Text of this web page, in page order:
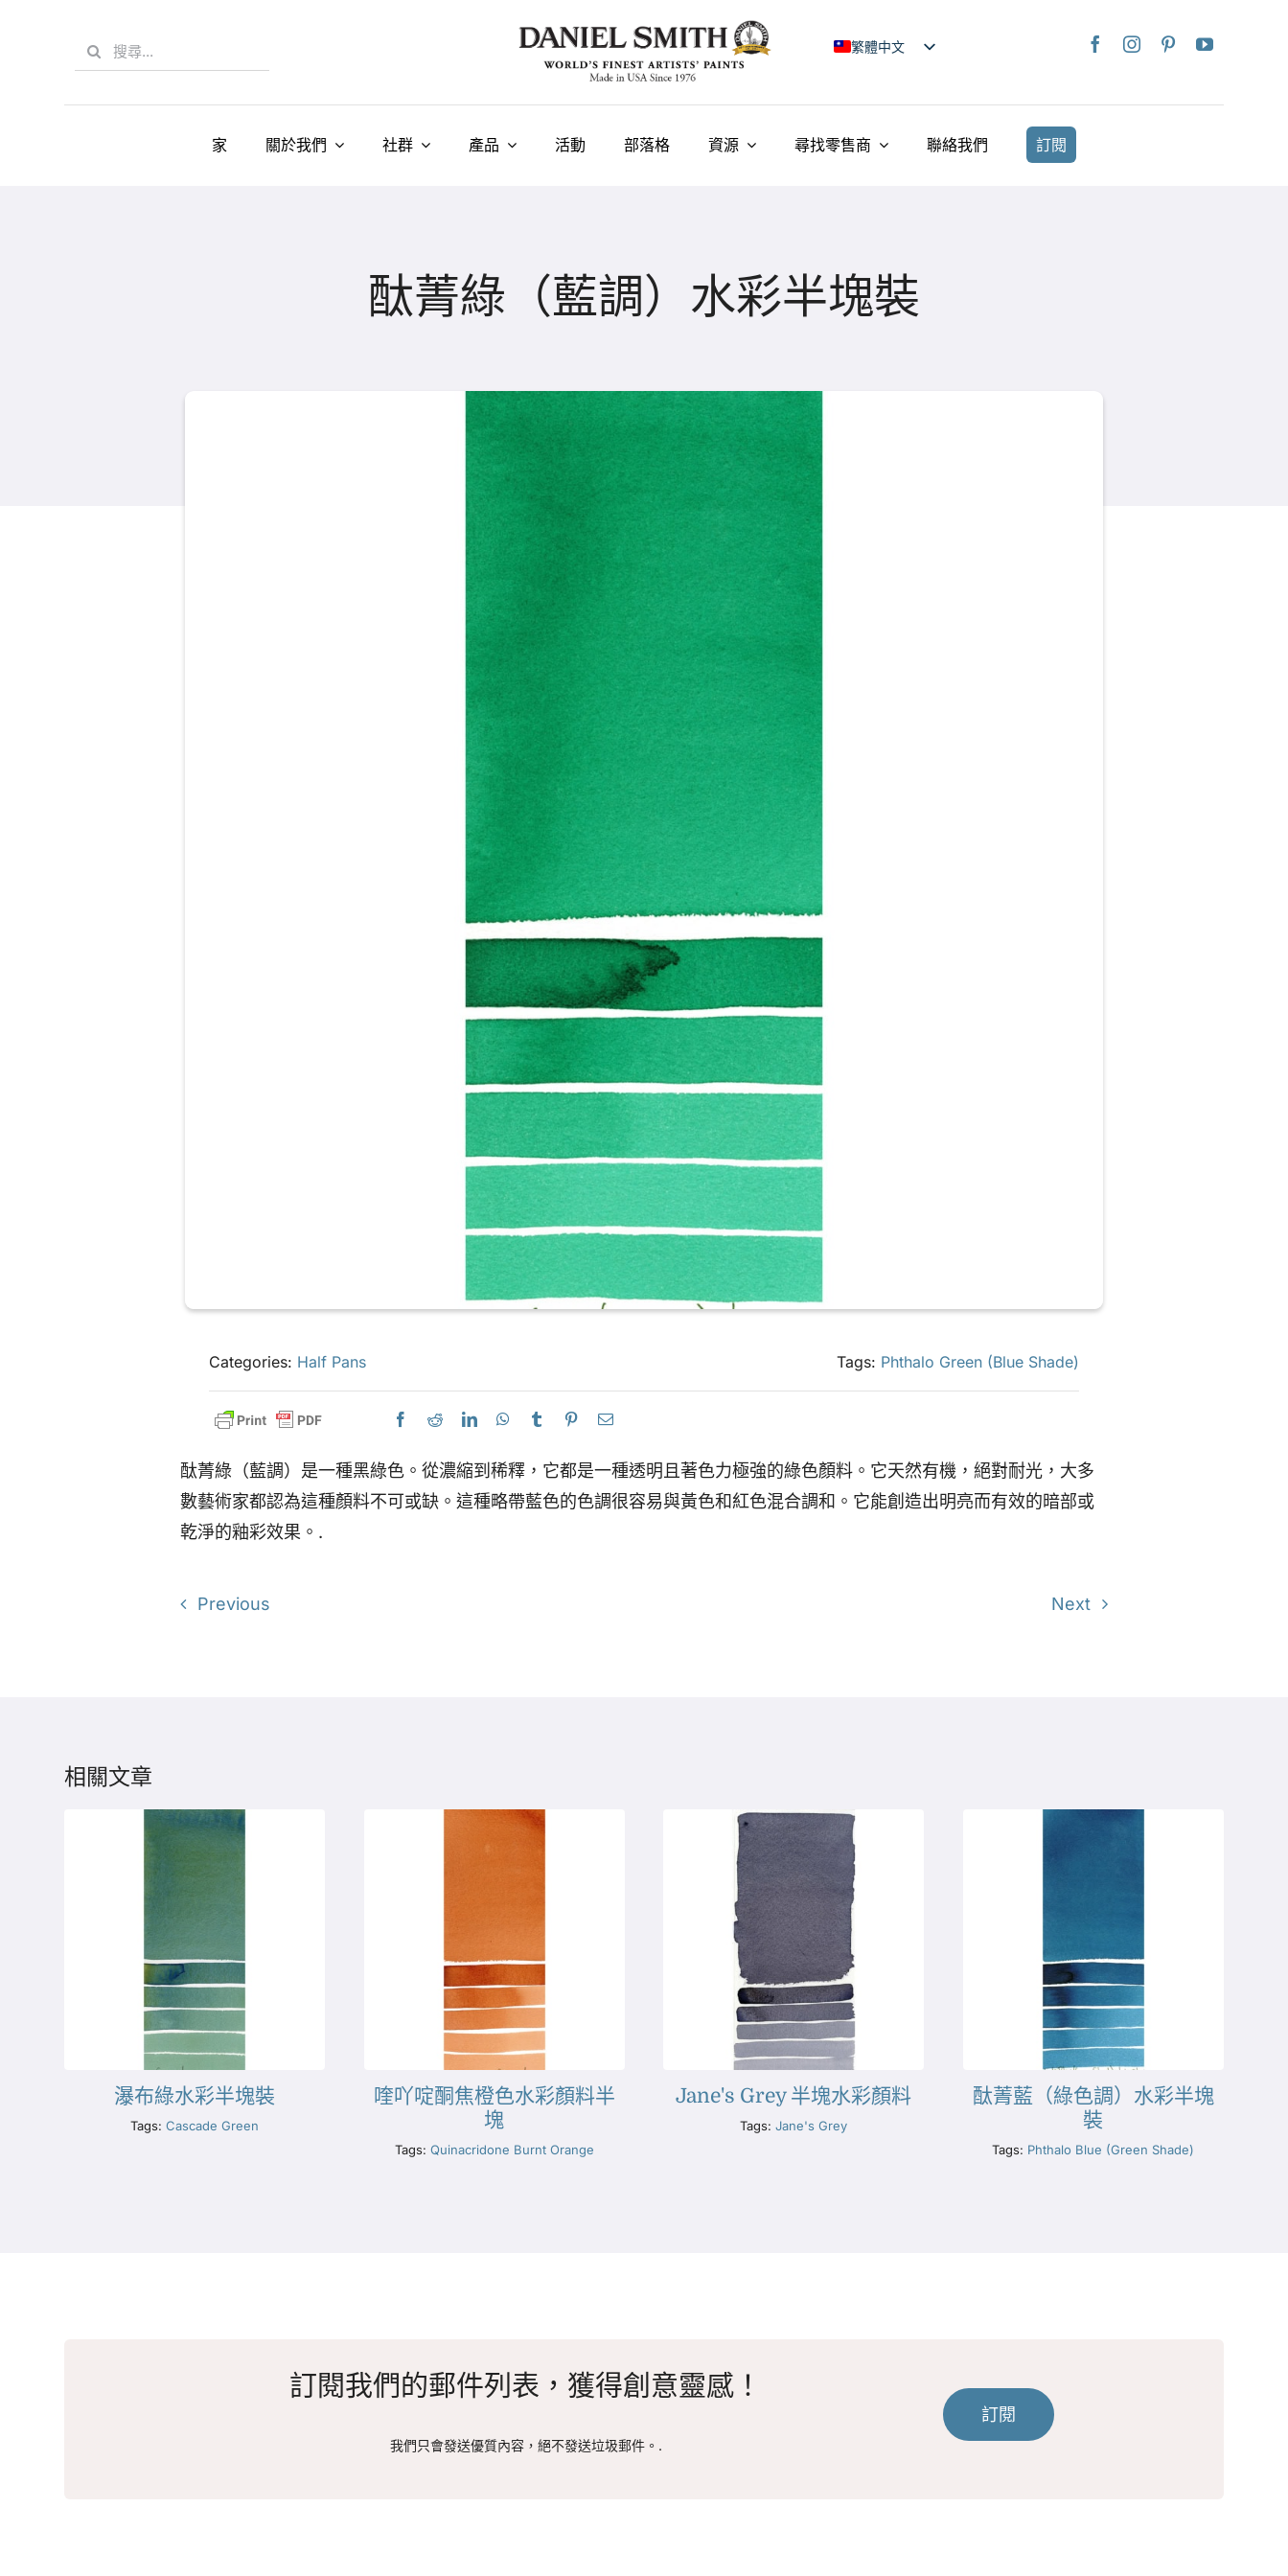
Search
for:
繁體中文
日本語
Français
Українська
家 關於我們 社群 產品 活動 部落格 資源 尋找零售商 聯絡我們 訂閱
酞菁綠（藍調）水彩半塊裝
Categories: Half Pans Tags: Phthalo Green (Blue Shade)
酞菁綠（藍調）是一種黑綠色。從濃縮到稀釋，它都是一種透明且著色力極強的綠色顏料。它天然有機，絕對耐光，大多
數藝術家都認為這種顏料不可或缺。這種略帶藍色的色調很容易與黃色和紅色混合調和。它能創造出明亮而有效的暗部或
乾淨的釉彩效果。.
Previous Next
相關文章
瀑布綠水彩半塊裝
Tags:Cascade Green
喹吖啶酮焦橙色水彩顏料半
塊
Tags: Quinacridone Burnt Orange
Jane's Grey 半塊水彩顏料
Tags:Jane's Grey
酞菁藍（綠色調）水彩半塊
裝
Tags: Phthalo Blue (Green Shade)
訂閱我們的郵件列表，獲得創意靈感！
我們只會發送優質內容，絕不發送垃圾郵件。.
訂閱